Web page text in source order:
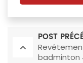
POST
badminton